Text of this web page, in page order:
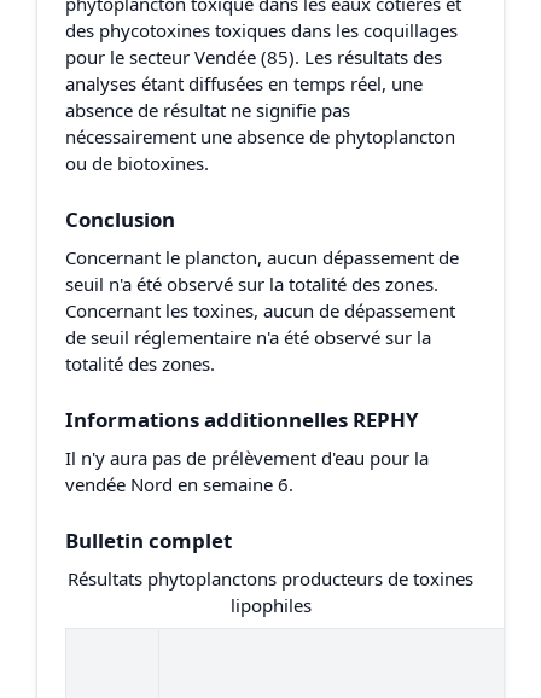
des phycotoxines toxiques dans les coquillages
pour le secteur Vendée (85). Les résultats des
analyses étant diffusées en temps réel, une
absence de résultat ne signifie pas
nécessairement une absence de phytoplancton
ou de biotoxines.
Conclusion
Concernant le plancton, aucun dépassement de
seuil n'a été observé sur la totalité des zones.
Concernant les toxines, aucun de dépassement
de seuil réglementaire n'a été observé sur la
totalité des zones.
Informations additionnelles REPHY
Il n'y aura pas de prélèvement d'eau pour la
vendée Nord en semaine 6.
Bulletin complet
Résultats phytoplanctons producteurs de toxines
lipophiles